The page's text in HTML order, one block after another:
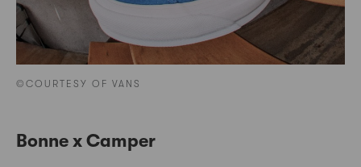
©COURTESY OF VANS
Bonne x Camper